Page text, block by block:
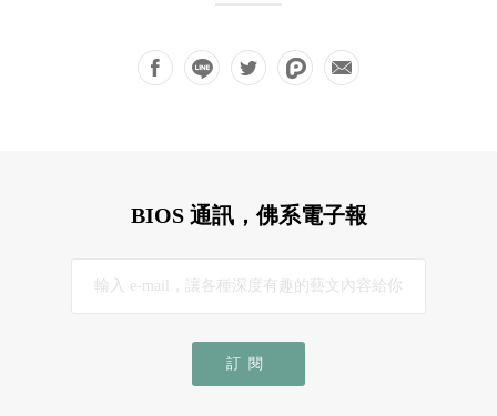
BIOS 通訊，佛系電子報
訂閱